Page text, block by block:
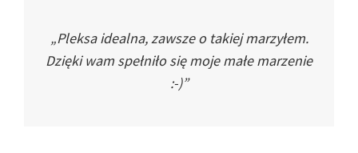
„Pleksa idealna, zawsze o takiej marzyłem.
Dzięki wam spełniło się moje małe marzenie
:-)”